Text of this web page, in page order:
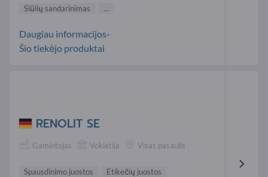
Siūlių sandarinimas
...
Daugiau informacijos-
Šio tiekėjo produktai
RENOLIT SE
Gamintojas Vokietija Visas pasaulis
Spausdinimo juostos
Etikečių juostos